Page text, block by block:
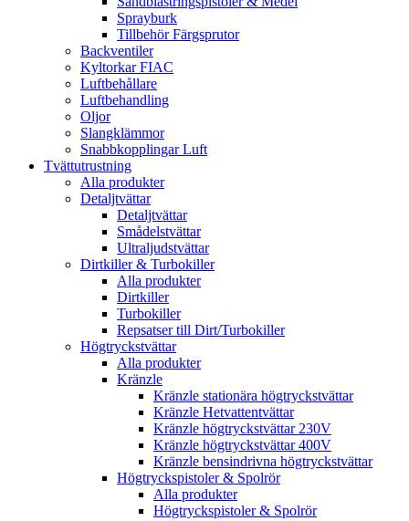
Sprayburk
Tillbehör Färgsprutor
Backventiler
Kyltorkar FIAC
Luftbehållare
Luftbehandling
Oljor
Slangklämmor
Snabbkopplingar Luft
Tvättutrustning
Alla produkter
Detaljtvättar
Detaljtvättar
Smådelstvättar
Ultraljudstvättar
Dirtkiller & Turbokiller
Alla produkter
Dirtkiller
Turbokiller
Repsatser till Dirt/Turbokiller
Högtryckstvättar
Alla produkter
Kränzle
Kränzle stationära högtryckstvättar
Kränzle Hetvattentvättar
Kränzle högtryckstvättar 230V
Kränzle högtryckstvättar 400V
Kränzle bensindrivna högtryckstvättar
Högtryckspistoler & Spolrör
Alla produkter
Högtryckspistoler & Spolrör